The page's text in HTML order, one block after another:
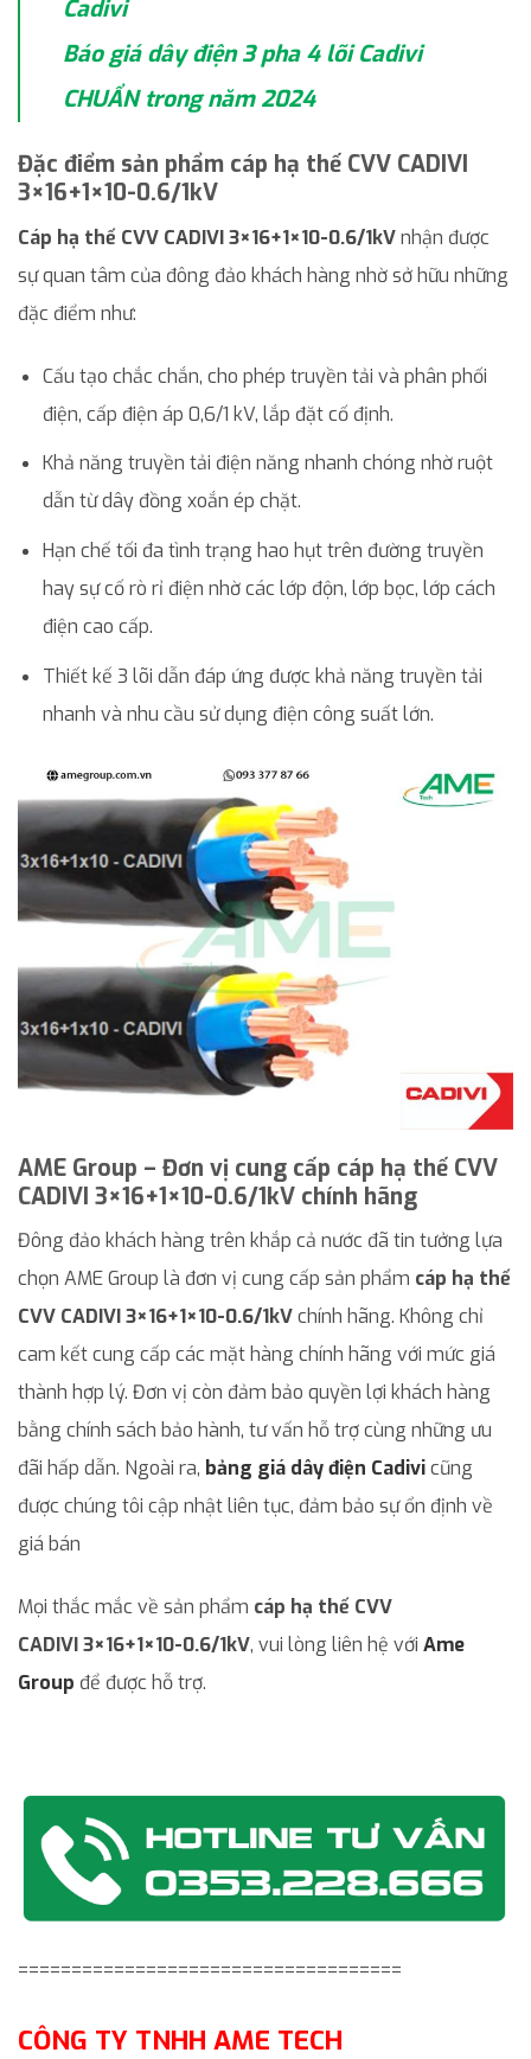
Cadivi
Báo giá dây điện 3 pha 4 lõi Cadivi
CHUẨN trong năm 2024
Đặc điểm sản phẩm cáp hạ thế CVV CADIVI
3×16+1×10-0.6/1kV
Cáp hạ thế CVV CADIVI 3×16+1×10-0.6/1kVnhận được
sự quan tâm của đông đảo khách hàng nhờ sở hữu những
đặc điểm như:
Cấu tạo chắc chắn, cho phép truyền tải và phân phối
điện, cấp điện áp 0,6/1 kV, lắp đặt cố định.
Khả năng truyền tải điện năng nhanh chóng nhờ ruột
dẫn từ dây đồng xoắn ép chặt.
Hạn chế tối đa tình trạng hao hụt trên đường truyền
hay sự cố rò rỉ điện nhờ các lớp độn, lớp bọc, lớp cách
điện cao cấp.
Thiết kế 3 lõi dẫn đáp ứng được khả năng truyền tải
nhanh và nhu cầu sử dụng điện công suất lớn.
AME Group – Đơn vị cung cấp cáp hạ thế CVV
CADIVI 3×16+1×10-0.6/1kV chính hãng
Đông đảo khách hàng trên khắp cả nước đã tin tưởng lựa
chọn AME Group là đơn vị cung cấp sản phẩm cáp hạ thế
CVV CADIVI 3×16+1×10-0.6/1kVchính hãng. Không chỉ
cam kết cung cấp các mặt hàng chính hãng với mức giá
thành hợp lý. Đơn vị còn đảm bảo quyền lợi khách hàng
bằng chính sách bảo hành, tư vấn hỗ trợ cùng những ưu
đãi hấp dẫn. Ngoài ra, bảng giá dây điện Cadivicũng
được chúng tôi cập nhật liên tục, đảm bảo sự ổn định về
giá bán
Mọi thắc mắc về sản phẩm cáp hạ thế CVV
CADIVI 3×16+1×10-0.6/1kV, vui lòng liên hệ với Ame
Group để được hỗ trợ.
====================================
CÔNG TY TNHH AME TECH